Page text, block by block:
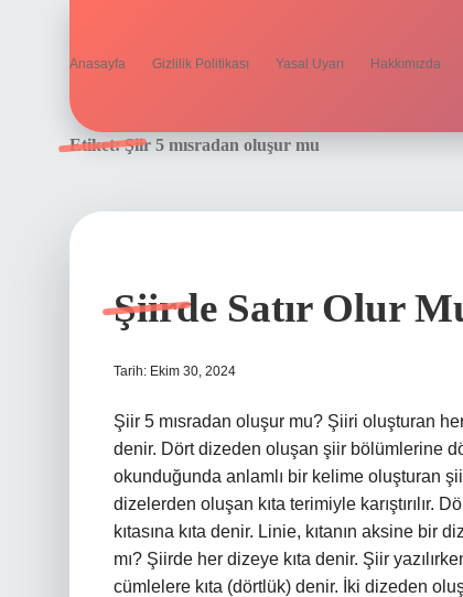
Anasayfa Gizlilik Politikası Yasal Uyarı Hakkımızda
Etiket:Şiir 5 mısradan oluşur mu
Şiirde Satır Olur
Tarih: Ekim 30, 2024
Şiir 5 mısradan oluşur mu? Şiiri oluşturan
denir. Dört dizeden oluşan şiir bölümlerine
okunduğunda anlamlı bir kelime oluşturan
dizelerden oluşan kıta terimiyle karıştırılır.
kıtasına kıta denir. Linie, kıtanın aksine bir
mı? Şiirde her dizeye kıta denir. Şiir
cümlelere kıta (dörtlük) denir. İki dizeden